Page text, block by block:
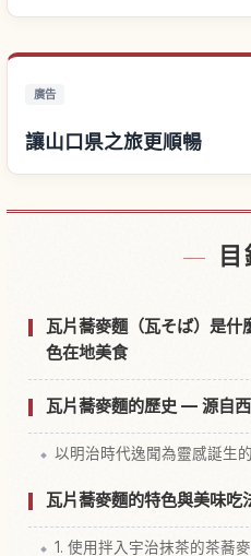
廣告
讓山口県之旅更順暢
瓦片蕎麥麵（瓦そば）是
色在地美食
瓦片蕎麥麵的歷史 — 源自
以明治時代逸聞為靈感誕生
瓦片蕎麥麵的特色與美味吃
1. 使用拌入宇治抹茶的茶蕎